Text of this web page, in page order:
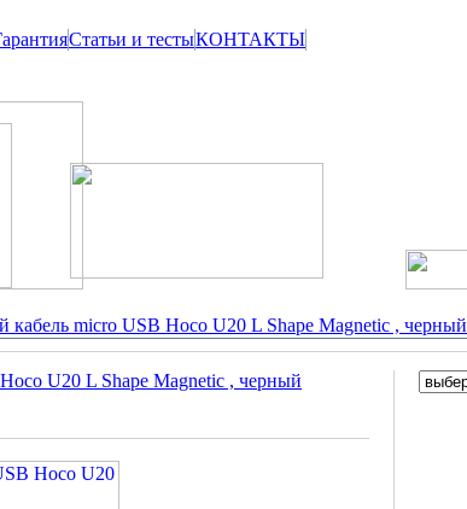
Статьи и тестыКОНТАКТЫ
кабель micro USB Hoco U20 L Shape Magnetic , черный
U20 L Shape Magnetic , черный